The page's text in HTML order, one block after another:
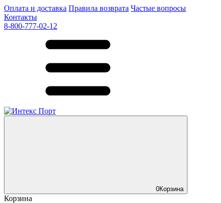
Оплата и доставка Правила возврата Частые вопросы
Контакты
8-800-777-02-12
0Корзина
Корзина